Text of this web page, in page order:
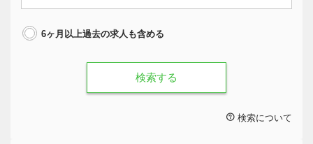
6ヶ月以上過去の求人も含める
検索する
検索について